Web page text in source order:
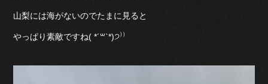
山梨には海がないのでたまに見ると
やっぱり素敵ですね( *´꒳`*)੭⁾⁾